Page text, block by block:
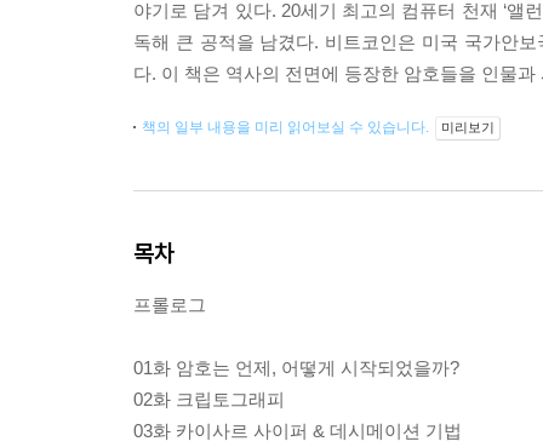
야기로 담겨 있다. 20세기 최고의 컴퓨터 천재 ‘앨
독해 큰 공적을 남겼다. 비트코인은 미국 국가안
다. 이 책은 역사의 전면에 등장한 암호들을 인물
책의 일부 내용을 미리 읽어보실 수 있습니다. 미리보기
목차
프롤로그
01화 암호는 언제, 어떻게 시작되었을까?
02화 크립토그래피
03화 카이사르 사이퍼 & 데시메이션 기법